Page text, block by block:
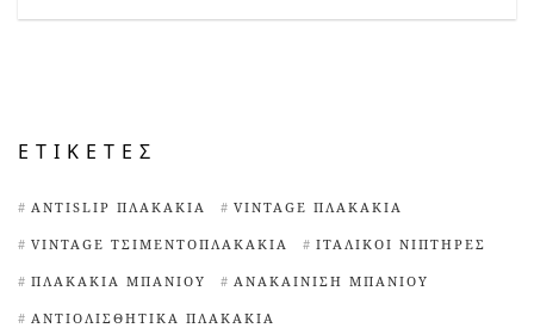
ΕΤΙΚΈΤΕΣ
ANTISLIP ΠΛΑΚΆΚΙΑ VINTAGE ΠΛΑΚΆΚΙΑ
VINTAGE ΤΣΙΜΕΝΤΟΠΛΑΚΆΚΙΑ ΙΤΑΛΙΚΟΊ ΝΙΠΤΉΡΕΣ
ΠΛΑΚΆΚΙΑ ΜΠΆΝΙΟΥ ΑΝΑΚΑΊΝΙΣΗ ΜΠΆΝΙΟΥ
ΑΝΤΙΟΛΙΣΘΗΤΙΚΆ ΠΛΑΚΆΚΙΑ